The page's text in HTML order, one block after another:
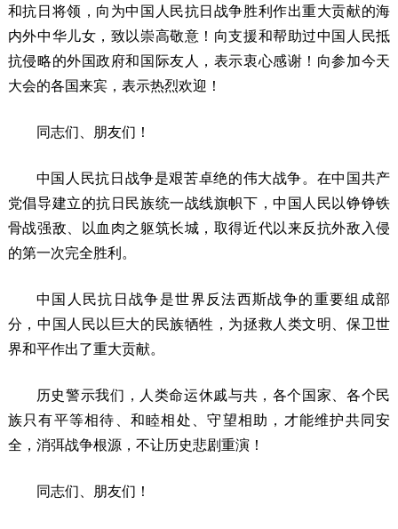
和抗日将领，向为中国人民抗日战争胜利作出重大贡献的海
内外中华儿女，致以崇高敬意！向支援和帮助过中国人民抵
抗侵略的外国政府和国际友人，表示衷心感谢！向参加今天
大会的各国来宾，表示热烈欢迎！
同志们、朋友们！
中国人民抗日战争是艰苦卓绝的伟大战争。在中国共产
党倡导建立的抗日民族统一战线旗帜下，中国人民以铮铮铁
骨战强敌、以血肉之躯筑长城，取得近代以来反抗外敌入侵
的第一次完全胜利。
中国人民抗日战争是世界反法西斯战争的重要组成部
分，中国人民以巨大的民族牺牲，为拯救人类文明、保卫世
界和平作出了重大贡献。
历史警示我们，人类命运休戚与共，各个国家、各个民
族只有平等相待、和睦相处、守望相助，才能维护共同安
全，消弭战争根源，不让历史悲剧重演！
同志们、朋友们！